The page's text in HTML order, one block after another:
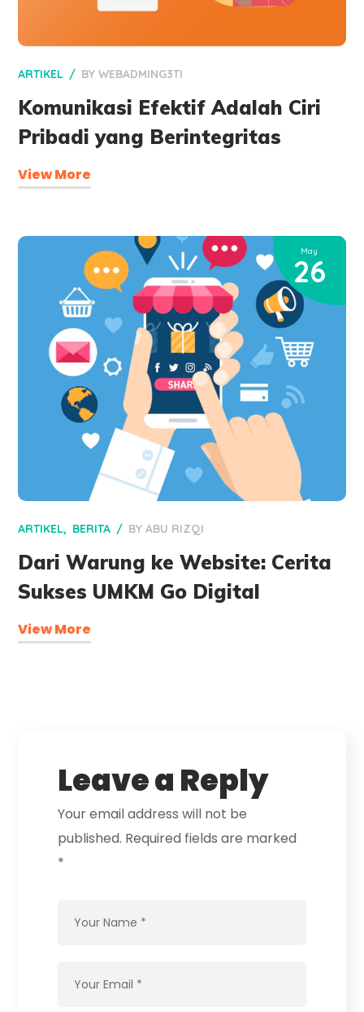
ARTIKEL BYWEBADMING3TI
Komunikasi Efektif Adalah Ciri
Pribadi yang Berintegritas
View More
May
26
ARTIKEL BERITA BYABU RIZQI
Dari Warung ke Website: Cerita
Sukses UMKM Go Digital
View More
Leave a Reply
Your email address will not be
published. Required fields are marked
*